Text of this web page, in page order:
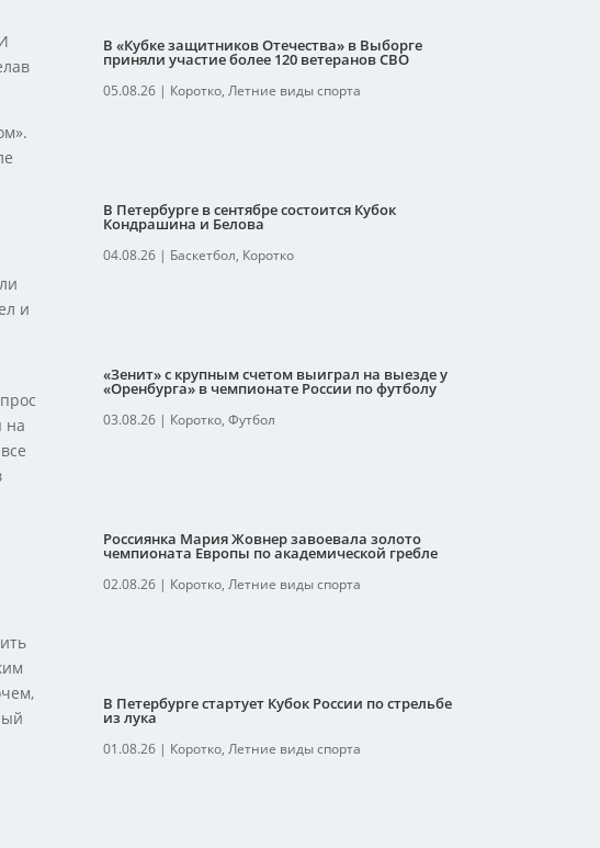
и
на
В «Кубке защитников Отечества» в Выборге
приняли участие более 120 ветеранов СВО
05.08.26| Коротко, Летние виды спорта
В Петербурге в сентябре состоится Кубок
Кондрашина и Белова
04.08.26| Баскетбол, Коротко
«Зенит» с крупным счетом выиграл на выезде у
«Оренбурга» в чемпионате России по футболу
03.08.26| Коротко, Футбол
Россиянка Мария Жовнер завоевала золото
чемпионата Европы по академической гребле
02.08.26| Коротко, Летние виды спорта
В Петербурге стартует Кубок России по стрельбе
из лука
01.08.26| Коротко, Летние виды спорта